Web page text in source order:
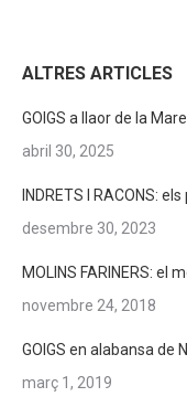
ALTRES ARTICLES
GOIGS a llaor de la
abril 30, 2025
INDRETS I RACONS:
desembre 30, 2023
MOLINS FARINERS: el
novembre 24, 2018
GOIGS en alabansa de
març 1, 2019